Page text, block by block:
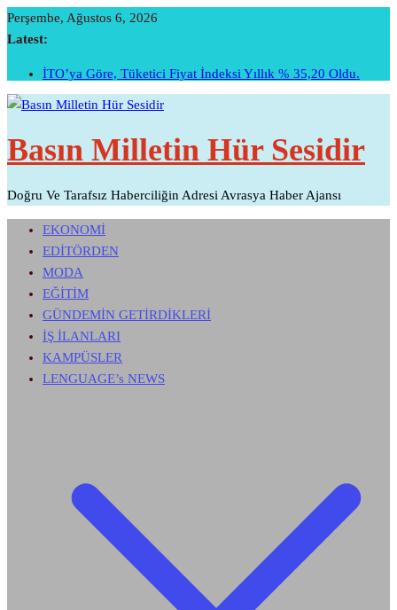
Skip
To
Perşembe, Ağustos 6, 2026
Latest:
İTO’ya Göre, Tüketici Fiyat İndeksi Yıllık % 35,20 Oldu.
Perakendenin Geleceği Yapay Zeka Ile Yazıldı
Başarının Işareti…BTM Ilk Altı Ayda 11 Milyon Dolarlık
Yatırım Çekti…
Basın Milletin Hür Sesidir
Doğru Ve Tarafsız Haberciliğin Adresi Avrasya Haber Ajansı
EKONOMİ
EDİTÖRDEN
MODA
EĞİTİM
GÜNDEMİN GETİRDİKLERİ
İŞ İLANLARI
KAMPÜSLER
LENGUAGE’s NEWS